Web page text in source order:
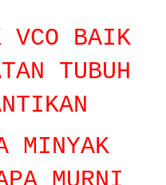
VCO BAIK
TUBUH
MINYAK